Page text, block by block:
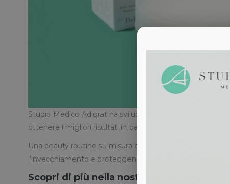
Studio Medico Adigrat ha sviluppato presso il suo
ottenere i migliori risultati in base al tipo di pelle e al
Una beauty routine su misura e curata con costanza
l’invecchiamento e proteggendola dai tanti fattori
Scopri di più nella nostra sezione
e